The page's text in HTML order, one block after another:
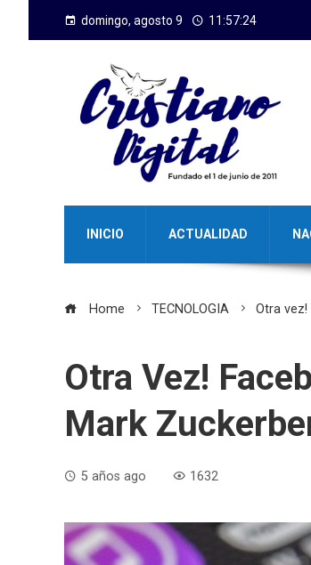
domingo, agosto 9 11:57:25
INICIO ACTUALIDAD
Home TECNOLOGIA Otra
Otra Vez!
Mark
5 años ago 1632